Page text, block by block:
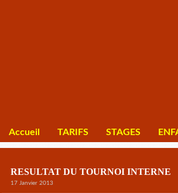
Accueil TARIFS STAGES
RESULTAT DU TOURNOI INTERNE
17 Janvier 2013